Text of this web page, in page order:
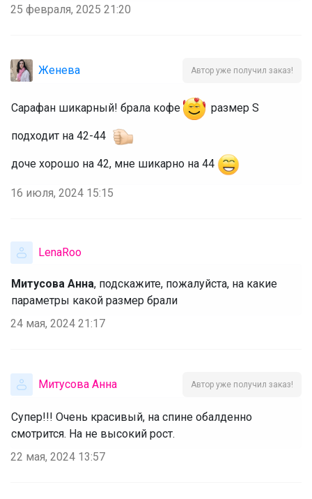
25 февраля, 2025 21:20
Женева Автор уже получил заказ!
Сарафан шикарный! брала кофе размер S
подходит на 42-44
‌доче хорошо на 42, мне шикарно на 44
16 июля, 2024 15:15
LenaRoo
Митусова Анна, подскажите, пожалуйста, на какие
параметры какой размер брали
24 мая, 2024 21:17
Митусова Анна Автор уже получил заказ!
Супер!!! Очень красивый, на спине обалденно
смотрится. На не высокий рост.
22 мая, 2024 13:57
belkakrsk
Шорты для мальчика для физкультуры
легкого термобелья
Брюнетка